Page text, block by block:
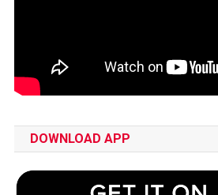
DOWNLOAD APP